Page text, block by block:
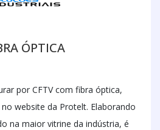
ÓPTICA
por CFTV com fibra óptica,
website da Protelt. Elaborando
na maior vitrine da indústria, é